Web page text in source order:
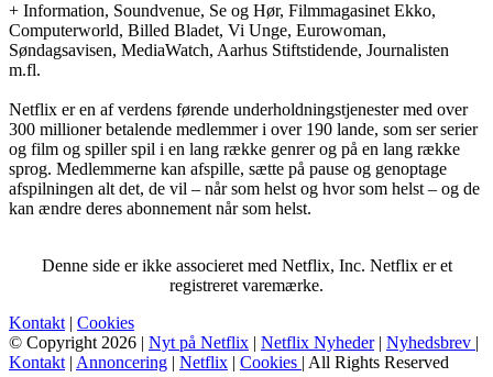
+ Information, Soundvenue, Se og Hør, Filmmagasinet Ekko,
Computerworld, Billed Bladet, Vi Unge, Eurowoman,
Søndagsavisen, MediaWatch, Aarhus Stiftstidende, Journalisten
m.fl.
Netflix er en af verdens førende underholdningstjenester med over
300 millioner betalende medlemmer i over 190 lande, som ser serier
og film og spiller spil i en lang række genrer og på en lang række
sprog. Medlemmerne kan afspille, sætte på pause og genoptage
afspilningen alt det, de vil – når som helst og hvor som helst – og de
kan ændre deres abonnement når som helst.
Denne side er ikke associeret med Netflix, Inc. Netflix er et
registreret varemærke.
Kontakt | Cookies
© Copyright 2026 | Nyt på Netflix | Netflix Nyheder| Nyhedsbrev |
Kontakt | Annoncering | Netflix | Cookies | All Rights Reserved